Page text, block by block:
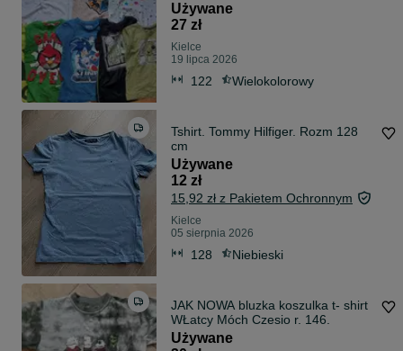
Używane
27 zł
Kielce
19 lipca 2026
122 Wielokolorowy
Tshirt. Tommy Hilfiger. Rozm 128
cm
Używane
12 zł
15,92 zł z Pakietem Ochronnym
Kielce
05 sierpnia 2026
128 Niebieski
JAK NOWA bluzka koszulka t- shirt
WŁatcy Móch Czesio r. 146.
Używane